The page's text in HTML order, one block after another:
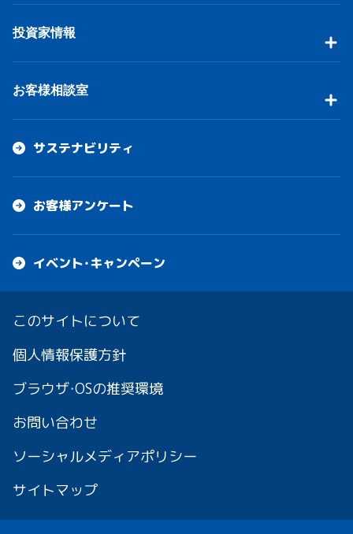
投資家情報
お客様相談室
サステナビリティ
お客様アンケート
イベント・キャンペーン
このサイトについて
個人情報保護方針
ブラウザ・OSの推奨環境
お問い合わせ
ソーシャルメディアポリシー
サイトマップ